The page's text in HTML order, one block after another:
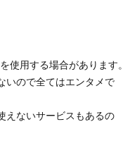
使用する場合があります。
いので全てはエンタメで
えないサービスもあるの